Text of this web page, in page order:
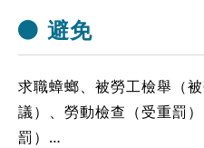
避免
求職蟑螂、被勞工檢舉（
議）、勞動檢查（受重罰
罰）…